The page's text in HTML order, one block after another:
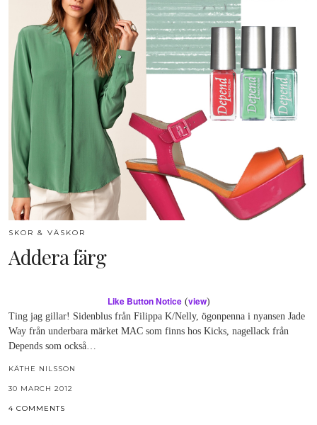
SKOR & VÄSKOR
Addera färg
Like Button Notice(view)
Ting jag gillar! Sidenblus från Filippa K/Nelly, ögonpenna i nyansen Jade
Way från underbara märket MAC som finns hos Kicks, nagellack från
Depends som också…
KÄTHE NILSSON
30 MARCH 2012
4 COMMENTS